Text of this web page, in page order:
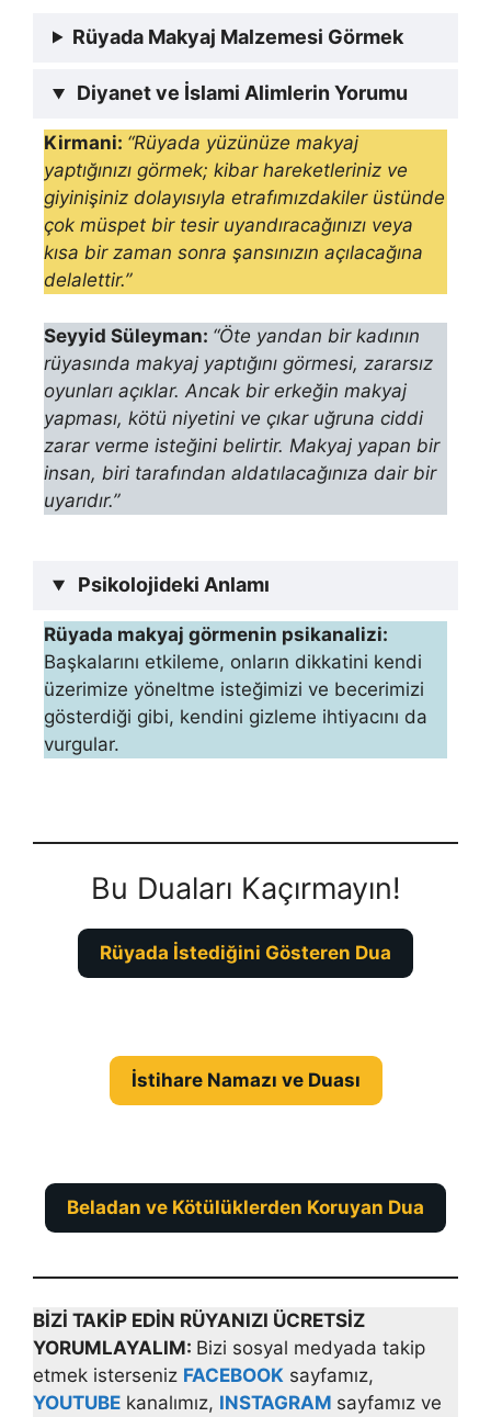
Rüyada Makyaj Malzemesi Görmek
Diyanet ve İslami Alimlerin Yorumu
Kirmani: “Rüyada yüzünüze makyaj
yaptığınızı görmek; kibar hareketleriniz ve
giyinişiniz dolayısıyla etrafımızdakiler üstünde
çok müspet bir tesir uyandıracağınızı veya
kısa bir zaman sonra şansınızın açılacağına
delalettir.”
Seyyid Süleyman: “Öte yandan bir kadının
rüyasında makyaj yaptığını görmesi, zararsız
oyunları açıklar. Ancak bir erkeğin makyaj
yapması, kötü niyetini ve çıkar uğruna ciddi
zarar verme isteğini belirtir. Makyaj yapan bir
insan, biri tara­fından aldatılacağınıza dair bir
uyarıdır.”
Psikolojideki Anlamı
Rüyada makyaj görmenin psikanalizi:
Başkalarını etkileme, onların dikkatini kendi
üzerimize yöneltme isteğimizi ve becerimizi
gösterdiği gibi, kendini gizle­me ihtiyacını da
vurgular.
Bu Duaları Kaçırmayın!
Rüyada İstediğini Gösteren Dua
İstihare Namazı ve Duası
Beladan ve Kötülüklerden Koruyan Dua
BİZİ TAKİP EDİN RÜYANIZI ÜCRETSİZ
YORUMLAYALIM: Bizi sosyal medyada takip
etmek isterseniz FACEBOOK sayfamız,
YOUTUBE kanalımız, INSTAGRAM sayfamız ve